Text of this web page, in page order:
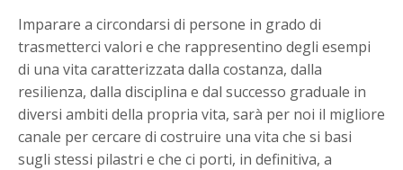
Imparare a circondarsi di persone in grado di
trasmetterci valori e che rappresentino degli esempi
di una vita caratterizzata dalla costanza, dalla
resilienza, dalla disciplina e dal successo graduale in
diversi ambiti della propria vita, sarà per noi il migliore
canale per cercare di costruire una vita che si basi
sugli stessi pilastri e che ci porti, in definitiva, a